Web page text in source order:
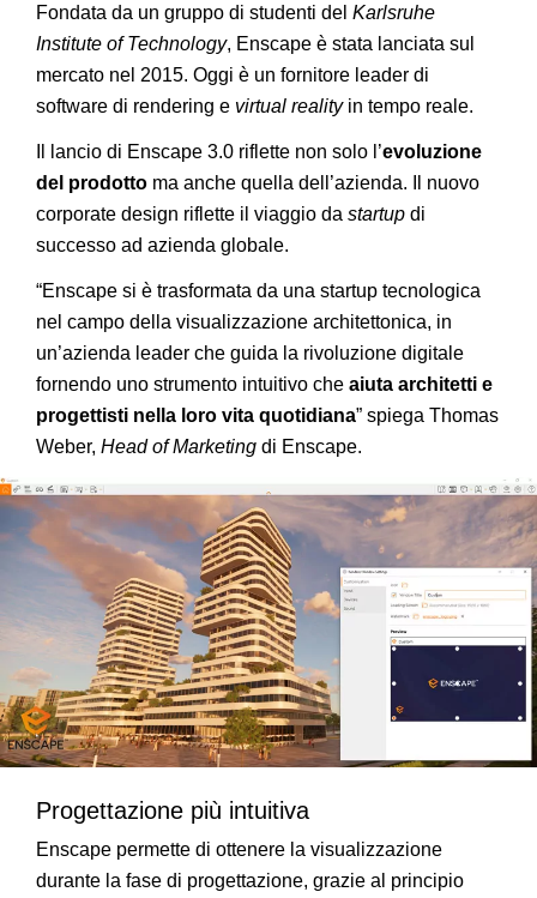
Fondata da un gruppo di studenti del Karlsruhe
Institute of Technology, Enscape è stata lanciata sul
mercato nel 2015. Oggi è un fornitore leader di
software di rendering e virtual realityin tempo reale.
Il lancio di Enscape 3.0 riflette non solo l’evoluzione
del prodotto ma anche quella dell’azienda. Il nuovo
corporate design riflette il viaggio da startup di
successo ad azienda globale.
“Enscape si è trasformata da una startup tecnologica
nel campo della visualizzazione architettonica, in
un’azienda leader che guida la rivoluzione digitale
fornendo uno strumento intuitivo che aiuta architetti e
progettisti nella loro vita quotidiana” spiega Thomas
Weber, Head of Marketing di Enscape.
Progettazione più intuitiva
Enscape permette di ottenere la visualizzazione
durante la fase di progettazione, grazie al principio